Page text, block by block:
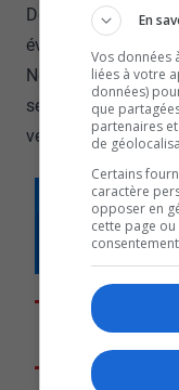
Desjardins affirme
éventuellement se
Notamment en
secteurs du
vers les États-Unis.
QUESTION DU
SOUTENIR NOS
En
Vos données
liées à votre
données)
que
partenaires
de
Certains
caractère
opposer en
cette page